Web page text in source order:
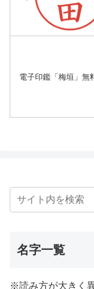
電子印鑑「梅垣」無
名字一覧
※読み方が大きく